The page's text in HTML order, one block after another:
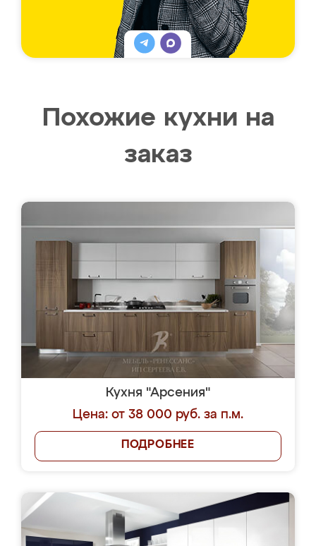
Похожие кухни на
заказ
Кухня "Арсения"
Цена: от 38 000 руб. за п.м.
ПОДРОБНЕЕ